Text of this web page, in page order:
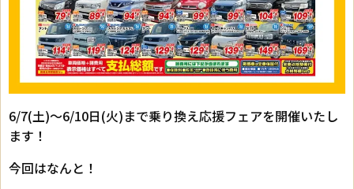
6/7(土)～6/10日(火)まで乗り換え応援フェアを開催いたし
ます！
今回はなんと！